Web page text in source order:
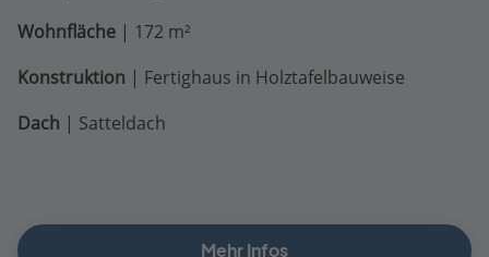
Wohnfläche | 172 m²
Konstruktion | Fertighaus in Holztafelbauweise
Dach | Satteldach
Mehr Infos